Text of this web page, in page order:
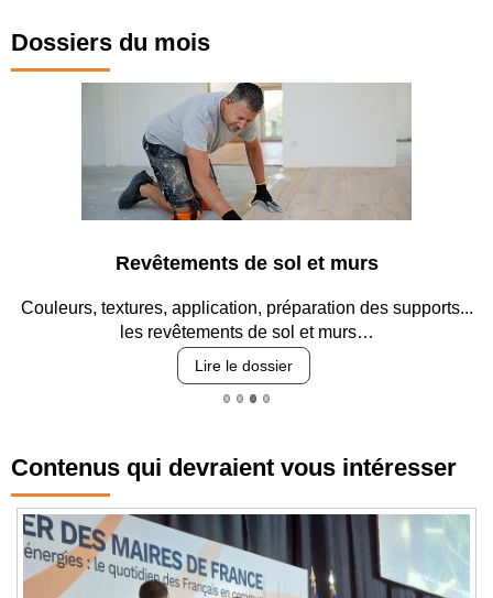
Dossiers du mois
Revêtements de sol et murs
Couleurs, textures, application, préparation des supports...
les revêtements de sol et murs…
Lire le dossier
Contenus qui devraient vous intéresser